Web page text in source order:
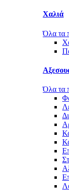
Χαλιά
Όλα τα
Όλα τα